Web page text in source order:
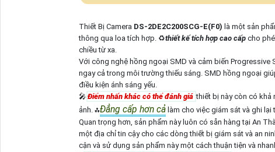
Thiết Bị Camera DS-2DE2C200SCG-E(F0) là một sản
thông qua loa tích hợp. ♻thiết kế tích hợp cao cấpcho
chiều từ xa.
Với công nghệ hồng ngoại SMD và cảm biến Progressive
ngay cả trong môi trường thiếu sáng. SMD hồng ngoại
điều kiện ánh sáng yếu.
🎤 Điểm nhấn khác có thể đánh giá thiết bị này còn có khả
ảnh. ⁂Đẳng cấp hơn cảlàm cho việc giám sát và ghi lại
Quan trọng hơn, sản phẩm này luôn có sẵn hàng tại An
một địa chỉ tin cậy cho các dòng thiết bị giám sát và an
cận và sử dụng sản phẩm này một cách thuận tiện và